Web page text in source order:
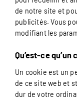
de notre site et
publicités. Vous
modifiant les
Qu’est-ce qu’un
Un cookie est un
de ce site web et
dur de votre